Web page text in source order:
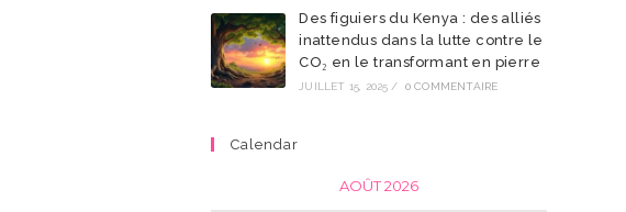
Des figuiers du Kenya : des alliés
inattendus dans la lutte contre le
CO₂ en le transformant en pierre
JUILLET 15, 2025 / 0 COMMENTAIRE
Calendar
AOÛT 2026